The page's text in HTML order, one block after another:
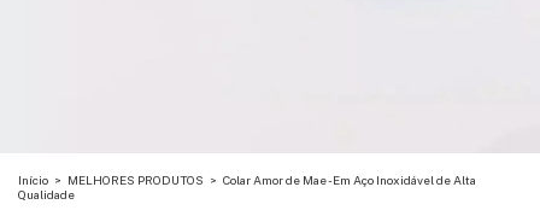
Início > MELHORES PRODUTOS > Colar Amor de Mae - Em Aço Inoxidável de Alta
Qualidade